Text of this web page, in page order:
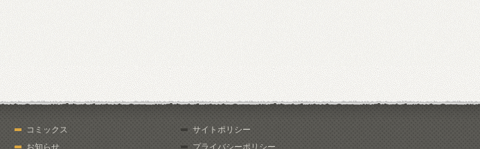
コミックス
お知らせ
サイトポリシー
プライバシーポリシー